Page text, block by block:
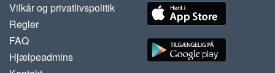
Vilkår og privatlivspolitik
Regler
FAQ
Hjælpeadmins